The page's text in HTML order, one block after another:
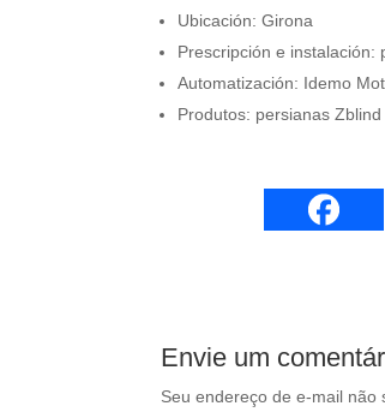
Ubicación:Girona
Prescripción e instalación:
Automatización: Idemo
Produtos: persianas Zblind
Envie um
Seu endereço de e-mail não